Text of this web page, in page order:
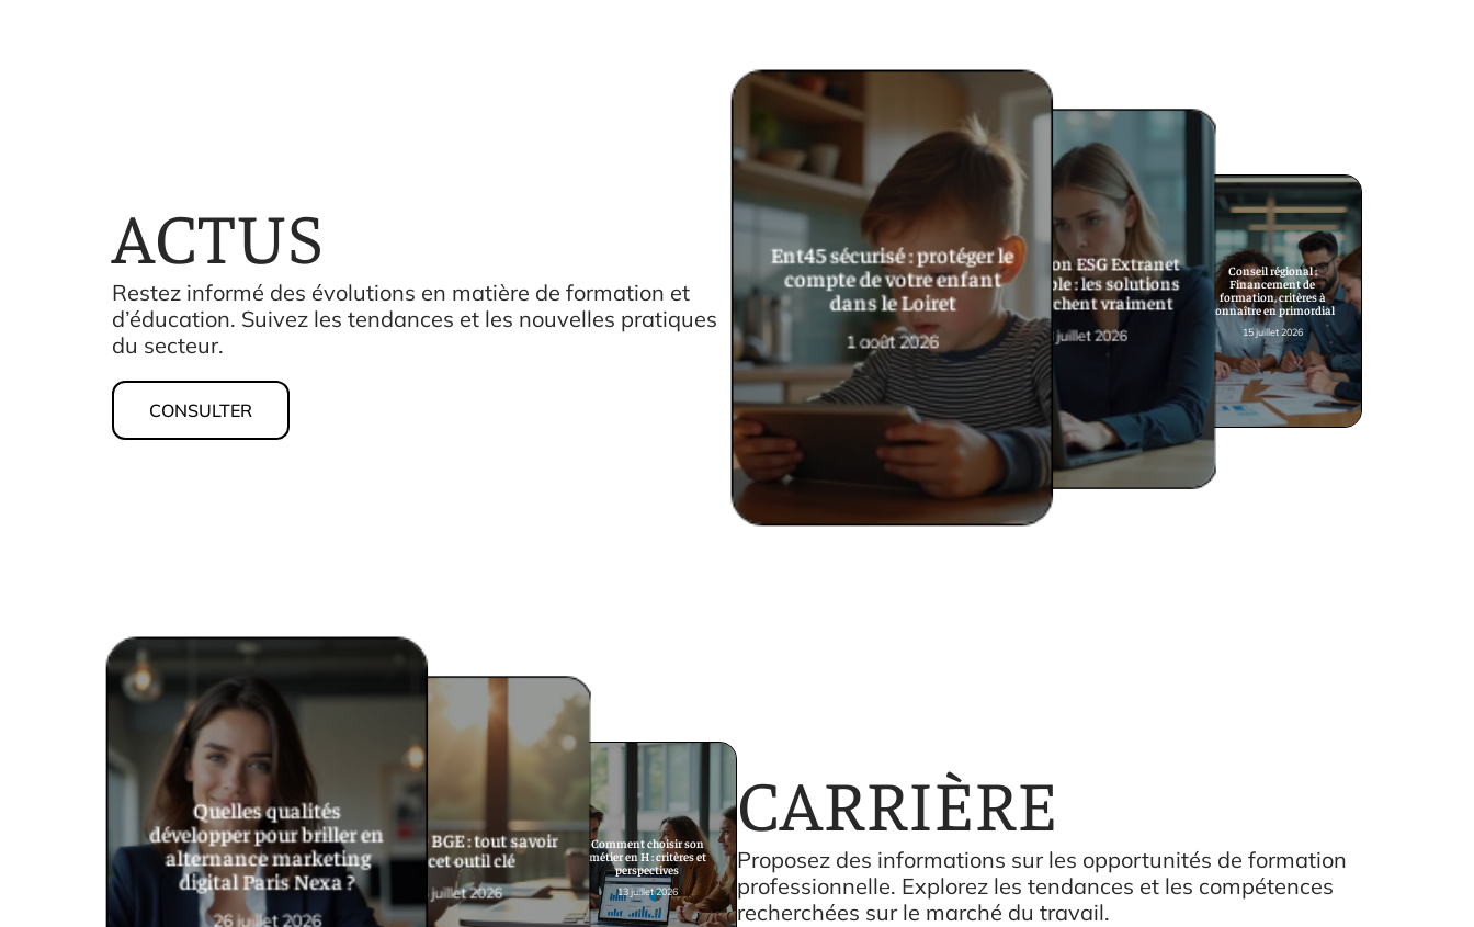
ACTUS
Restez informé des évolutions en matière de formation et
d’éducation. Suivez les tendances et les nouvelles pratiques
du secteur.
CONSULTER
Ent45 sécurisé : protéger le
compte de votre enfant
dans le Loiret
1 août 2026
Connexion ESG Extranet
impossible : les solutions
qui marchent vraiment
18 juillet 2026
Conseil régional :
Financement de
formation, critères à
connaître en primordial
15 juillet 2026
Quelles qualités
développer pour briller en
alternance marketing
digital Paris Nexa ?
26 juillet 2026
Utilité de BGE : tout savoir
sur cet outil clé
25 juillet 2026
Comment choisir son
métier en H : critères et
perspectives
13 juillet 2026
CARRIÈRE
Proposez des informations sur les opportunités de formation
professionnelle. Explorez les tendances et les compétences
recherchées sur le marché du travail.